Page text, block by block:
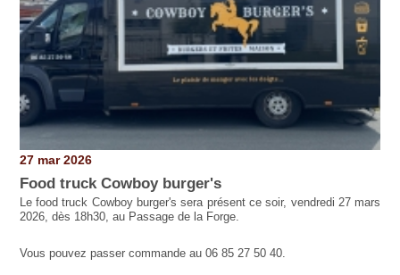
27 mar 2026
Food truck Cowboy burger's
Le food truck Cowboy burger's sera présent ce soir, vendredi 27 mars
2026, dès 18h30, au Passage de la Forge.
Vous pouvez passer commande au 06 85 27 50 40.